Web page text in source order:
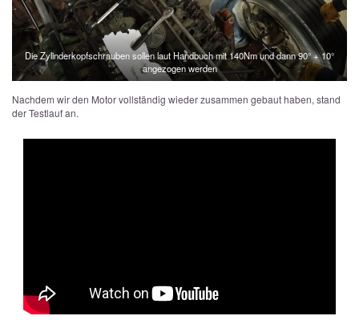
Die Zylinderkopfschrauben sollen laut Handbuch mit 140Nm und dann 90° + 10°
angezogen werden
Nachdem wir den Motor vollständig wieder zusammen gebaut haben, stand
der Testlauf an.